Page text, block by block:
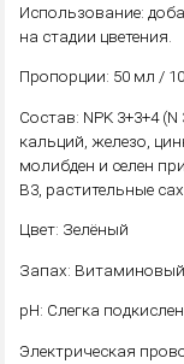
Использование:
на стадии цветения.
Пропорции: 50 мл /
Состав: NPK 3+3+4 (N
кальций, железо,
молибден и селен
B3, растительные
Цвет: Зелёный
Запах: Витаминовый
pH: Слегка
Электрическая